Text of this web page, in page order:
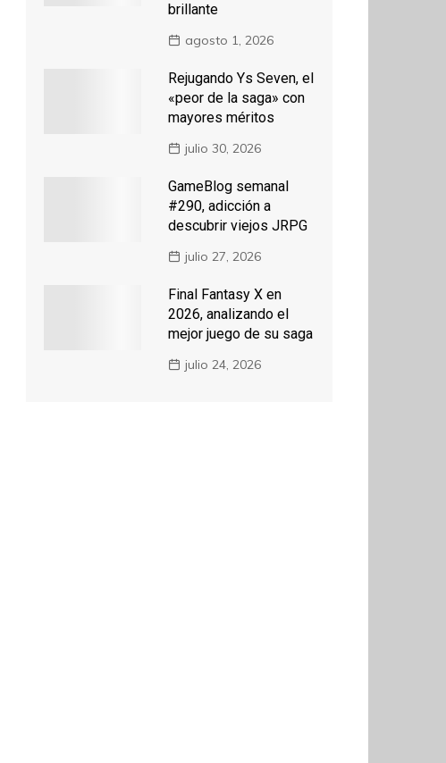
brillante
agosto 1, 2026
Rejugando Ys Seven, el
«peor de la saga» con
mayores méritos
julio 30, 2026
GameBlog semanal
#290, adicción a
descubrir viejos JRPG
julio 27, 2026
Final Fantasy X en
2026, analizando el
mejor juego de su saga
julio 24, 2026